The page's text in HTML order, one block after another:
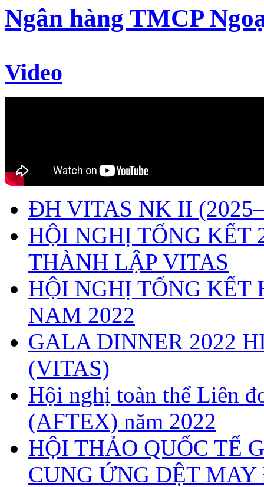
Ngân hàng TMCP
Video
ĐH VITAS NK II
HỘI NGHỊ TỔNG
THÀNH LẬP VITAS
HỘI NGHỊ TỔNG KẾT
NAM 2022
GALA DINNER 2022
(VITAS)
Hội nghị toàn thể Liên
(AFTEX) năm 2022
HỘI THẢO QUỐC TẾ
CUNG ỨNG DỆT